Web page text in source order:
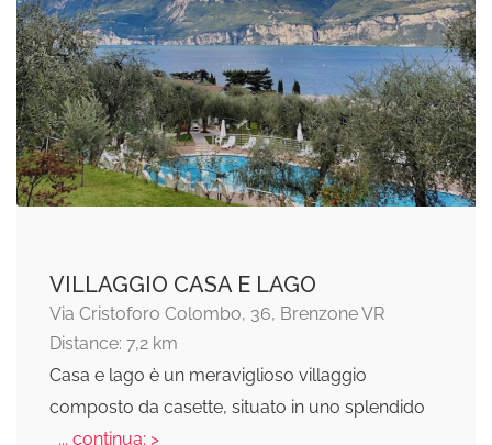
VILLAGGIO CASA E LAGO
Via Cristoforo Colombo, 36, Brenzone VR
Distance: 7,2 km
Casa e lago è un meraviglioso villaggio
composto da casette, situato in uno splendido
... continua: >